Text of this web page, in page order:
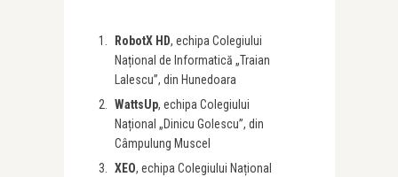
RobotX HD, echipa Colegiului
Național de Informatică „Traian
Lalescu”, din Hunedoara
WattsUp, echipa Colegiului
Național „Dinicu Golescu”, din
Câmpulung Muscel
XEO, echipa Colegiului Național